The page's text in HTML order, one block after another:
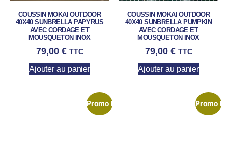
COUSSIN MOKAI OUTDOOR
40X40 SUNBRELLA PAPYRUS
AVEC CORDAGE ET
MOUSQUETON INOX
79,00 € TTC
Ajouter au panier
COUSSIN MOKAI OUTDOOR
40X40 SUNBRELLA PUMPKIN
AVEC CORDAGE ET
MOUSQUETON INOX
79,00 € TTC
Ajouter au panier
Promo ! Promo !